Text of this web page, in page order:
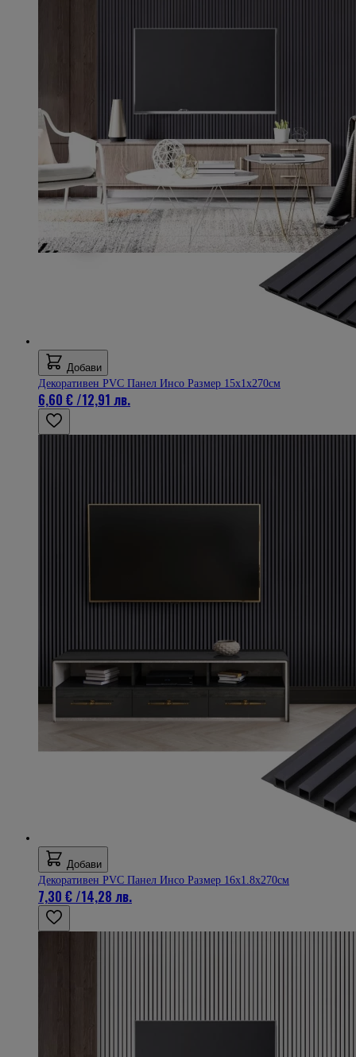
Добави
Декоративен PVC Панел Инсо Размер 15х1х270см
6,60 €/12,91 лв.
Добави
Декоративен PVC Панел Инсо Размер 16х1.8х270см
7,30 €/14,28 лв.